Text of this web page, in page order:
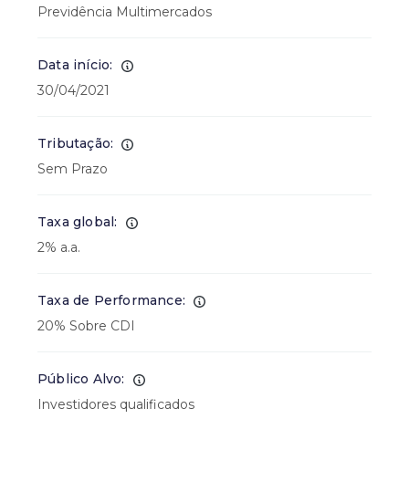
Previdência Multimercados
Data início:
30/04/2021
Tributação:
Sem Prazo
Taxa global:
2% a.a.
Taxa de Performance:
20% Sobre CDI
Público Alvo:
Investidores qualificados